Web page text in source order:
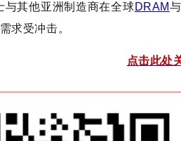
与其他亚洲制造商在全球DRAM
求受冲击。
点击此处